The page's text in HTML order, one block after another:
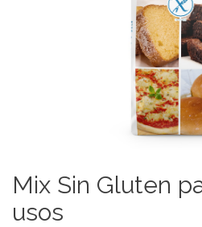
Mix Sin Gluten
usos